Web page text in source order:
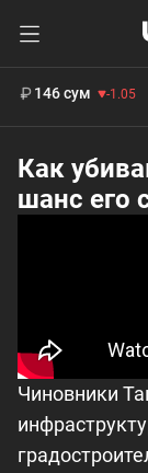
13 717 сум -
146 сум -1.05
Как
шанс его
Чиновники